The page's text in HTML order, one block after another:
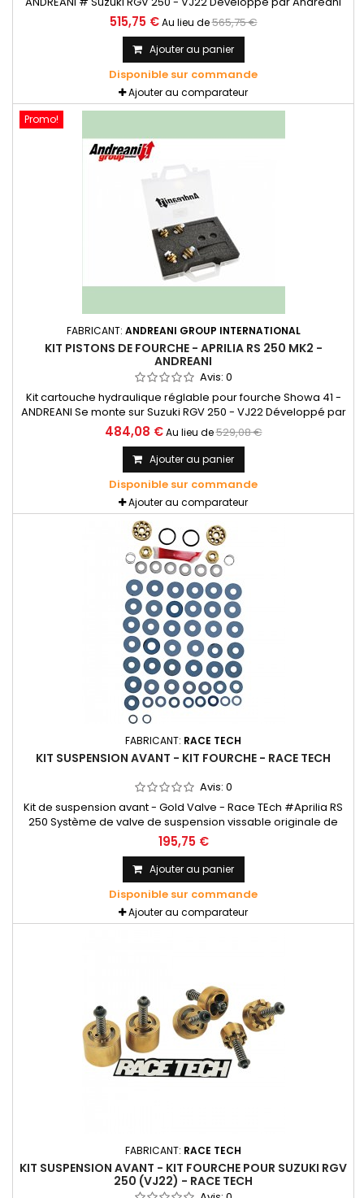
Group et équipé d'un système hydraulique sophistiqué qui
garantit des performances exceptionnelles en virage et au
freinage. Kit cartouche pour fourche d'origine avec réglages
hydrauliques
515,75 € Au lieu de565,75 €
Ajouter au panier
Disponible sur commande
Ajouter au comparateur
Promo!
FABRICANT: ANDREANI GROUP INTERNATIONAL
KIT PISTONS DE FOURCHE - APRILIA RS 250 MK2 -
ANDREANI
Avis: 0
Kit cartouche hydraulique réglable pour fourche Showa 41 -
ANDREANI Se monte sur Suzuki RGV 250 - VJ22 Développé par
Andreani Group et équipé d'un système hydraulique
sophistiqué qui garantit des performances exceptionnelles
en virage et au freinage. Kit cartouche pour fourche d'origine
avec réglages hydrauliques
484,08 € Au lieu de529,08 €
Ajouter au panier
Disponible sur commande
Ajouter au comparateur
FABRICANT: RACE TECH
KIT SUSPENSION AVANT - KIT FOURCHE - RACE TECH
Avis: 0
Kit de suspension avant - Gold Valve - Race TEch #Aprilia RS
250 Système de valve de suspension vissable originale de
Race Tech pour fourche avant à cartouche. Les G2-R Gold
Valves sont des pistons à double port qui optimisent la
charge des cales tout en améliorant le débit et peuvent être
préchargées, chargées librement ou restreintes.
195,75 €
Ajouter au panier
Disponible sur commande
Ajouter au comparateur
FABRICANT: RACE TECH
KIT SUSPENSION AVANT - KIT FOURCHE POUR SUZUKI RGV
250 (VJ22) - RACE TECH